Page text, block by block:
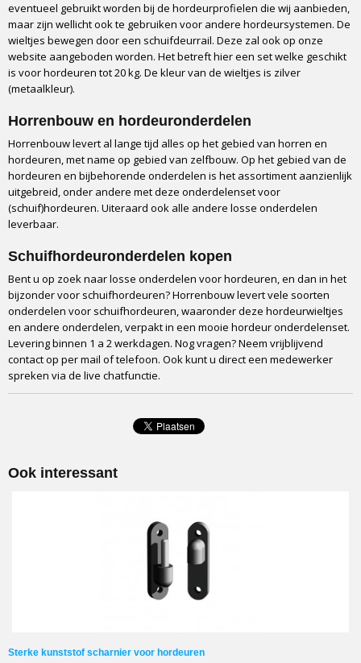
eventueel gebruikt worden bij de hordeurprofielen die wij aanbieden,
maar zijn wellicht ook te gebruiken voor andere hordeursystemen. De
wieltjes bewegen door een schuifdeurrail. Deze zal ook op onze
website aangeboden worden. Het betreft hier een set welke geschikt
is voor hordeuren tot 20 kg. De kleur van de wieltjes is zilver
(metaalkleur).
Horrenbouw en hordeuronderdelen
Horrenbouw levert al lange tijd alles op het gebied van horren en
hordeuren, met name op gebied van zelfbouw. Op het gebied van de
hordeuren en bijbehorende onderdelen is het assortiment aanzienlijk
uitgebreid, onder andere met deze onderdelenset voor
(schuif)hordeuren. Uiteraard ook alle andere losse onderdelen
leverbaar.
Schuifhordeuronderdelen kopen
Bent u op zoek naar losse onderdelen voor hordeuren, en dan in het
bijzonder voor schuifhordeuren? Horrenbouw levert vele soorten
onderdelen voor schuifhordeuren, waaronder deze hordeurwieltjes
en andere onderdelen, verpakt in een mooie hordeur onderdelenset.
Levering binnen 1 a 2 werkdagen. Nog vragen? Neem vrijblijvend
contact op per mail of telefoon. Ook kunt u direct een medewerker
spreken via de live chatfunctie.
Ook interessant
Sterke kunststof scharnier voor hordeuren